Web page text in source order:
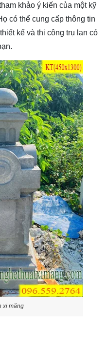
khảo ý kiến của một kỹ
có thể cung cấp thông tin
kế và thi công trụ lan có
xi măng